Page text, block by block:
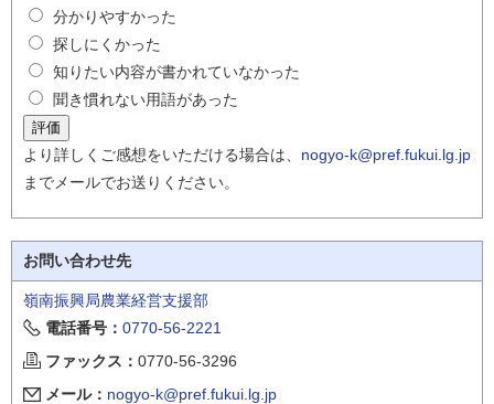
分かりやすかった
探しにくかった
知りたい内容が書かれていなかった
聞き慣れない用語があった
より詳しくご感想をいただける場合は、 nogyo-k@pref.fukui.lg.jp
までメールでお送りください。
お問い合わせ先
嶺南振興局農業経営支援部
電話番号： 0770-56-2221
ファックス： 0770-56-3296
メール： nogyo-k@pref.fukui.lg.jp